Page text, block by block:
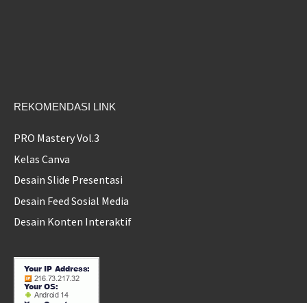
REKOMENDASI LINK
PRO Mastery Vol.3
Kelas Canva
Desain Slide Presentasi
Desain Feed Sosial Media
Desain Konten Interaktif